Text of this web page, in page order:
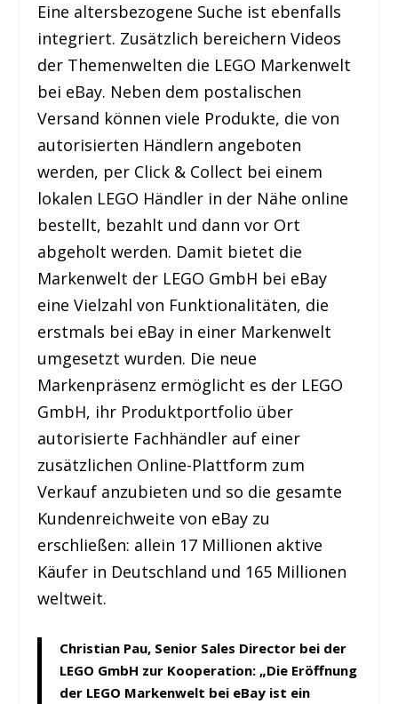
Eine altersbezogene Suche ist ebenfalls
integriert. Zusätzlich bereichern Videos
der Themenwelten die LEGO Markenwelt
bei eBay. Neben dem postalischen
Versand können viele Produkte, die von
autorisierten Händlern angeboten
werden, per Click & Collect bei einem
lokalen LEGO Händler in der Nähe online
bestellt, bezahlt und dann vor Ort
abgeholt werden. Damit bietet die
Markenwelt der LEGO GmbH bei eBay
eine Vielzahl von Funktionalitäten, die
erstmals bei eBay in einer Markenwelt
umgesetzt wurden. Die neue
Markenpräsenz ermöglicht es der LEGO
GmbH, ihr Produktportfolio über
autorisierte Fachhändler auf einer
zusätzlichen Online-Plattform zum
Verkauf anzubieten und so die gesamte
Kundenreichweite von eBay zu
erschließen: allein 17 Millionen aktive
Käufer in Deutschland und 165 Millionen
weltweit.
Christian Pau, Senior Sales Director bei der
LEGO GmbH zur Kooperation: „Die Eröffnung
der LEGO Markenwelt bei eBay ist ein